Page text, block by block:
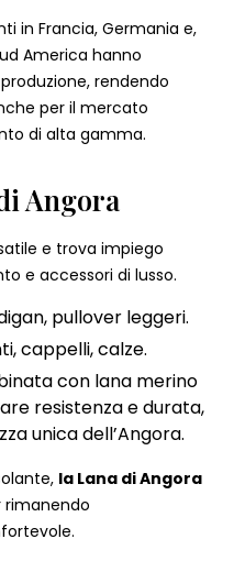
in Francia, Germania e,
America hanno
rendendo
per il mercato
di alta gamma.
Angora
e trova impiego
e accessori di lusso.
pullover leggeri.
cappelli, calze.
con lana merino
resistenza e durata,
unica dell’Angora.
la Lana di Angora
rimanendo